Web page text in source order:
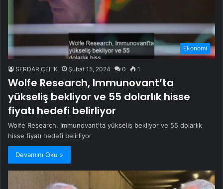
Ekonomi
SERDAR ÇELİK Şubat 15, 2024 0 1
Wolfe Research, Immunovant’ta
yükseliş bekliyor ve 55 dolarlık hisse
fiyatı hedefi belirliyor
Wolfe Research, Immunovant'ta yükseliş bekliyor ve 55 dolarlık
hisse fiyatı hedefi belirliyor
Devamını Oku »